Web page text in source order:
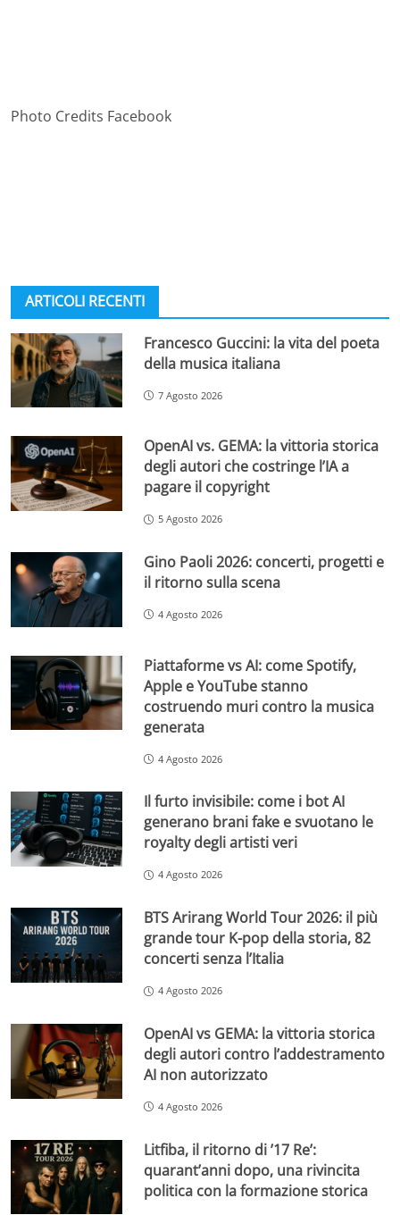
Photo Credits Facebook
ARTICOLI RECENTI
Francesco Guccini: la vita del poeta
della musica italiana
7 Agosto 2026
OpenAI vs. GEMA: la vittoria storica
degli autori che costringe l’IA a
pagare il copyright
5 Agosto 2026
Gino Paoli 2026: concerti, progetti e
il ritorno sulla scena
4 Agosto 2026
Piattaforme vs AI: come Spotify,
Apple e YouTube stanno
costruendo muri contro la musica
generata
4 Agosto 2026
Il furto invisibile: come i bot AI
generano brani fake e svuotano le
royalty degli artisti veri
4 Agosto 2026
BTS Arirang World Tour 2026: il più
grande tour K-pop della storia, 82
concerti senza l’Italia
4 Agosto 2026
OpenAI vs GEMA: la vittoria storica
degli autori contro l’addestramento
AI non autorizzato
4 Agosto 2026
Litfiba, il ritorno di ’17 Re’:
quarant’anni dopo, una rivincita
politica con la formazione storica